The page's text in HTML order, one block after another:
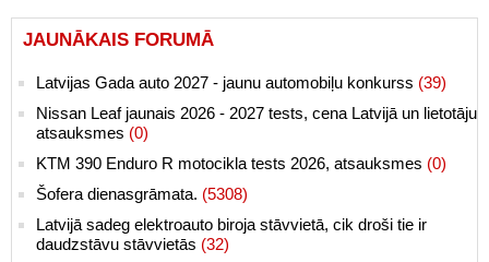
JAUNĀKAIS FORUMĀ
Latvijas Gada auto 2027 - jaunu automobiļu konkurss (39)
Nissan Leaf jaunais 2026 - 2027 tests, cena Latvijā un lietotāju
atsauksmes (0)
KTM 390 Enduro R motocikla tests 2026, atsauksmes (0)
Šofera dienasgrāmata. (5308)
Latvijā sadeg elektroauto biroja stāvvietā, cik droši tie ir
daudzstāvu stāvvietās (32)